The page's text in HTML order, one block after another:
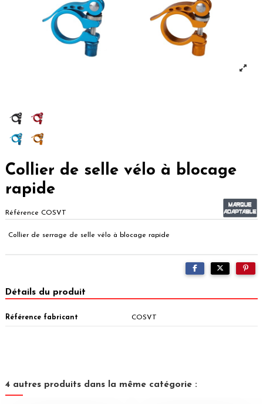
Collier de selle vélo à blocage
rapide
Référence COSVT
Collier de serrage de selle vélo à blocage rapide
Détails du produit
Référence fabricant COSVT
4 autres produits dans la même catégorie :